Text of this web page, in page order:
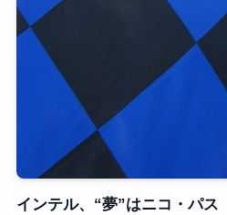
インテル、“夢”はニコ・パ